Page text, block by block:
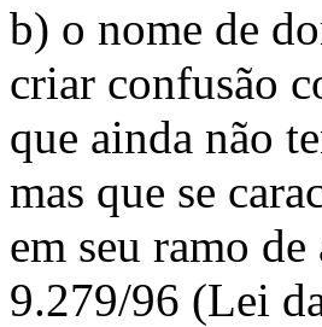
b) o nome de
criar confusão
que ainda não
mas que se
em seu ramo
9.279/96 (Lei